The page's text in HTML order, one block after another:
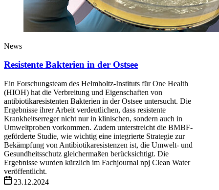
News
Resistente Bakterien in der Ostsee
Ein Forschungsteam des Helmholtz-Instituts für One Health
(HIOH) hat die Verbreitung und Eigenschaften von
antibiotikaresistenten Bakterien in der Ostsee untersucht. Die
Ergebnisse ihrer Arbeit verdeutlichen, dass resistente
Krankheitserreger nicht nur in klinischen, sondern auch in
Umweltproben vorkommen. Zudem unterstreicht die BMBF-
geförderte Studie, wie wichtig eine integrierte Strategie zur
Bekämpfung von Antibiotikaresistenzen ist, die Umwelt- und
Gesundheitsschutz gleichermaßen berücksichtigt. Die
Ergebnisse wurden kürzlich im Fachjournal npj Clean Water
veröffentlicht.
23.12.2024